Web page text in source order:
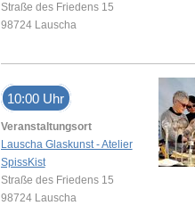
Straße des Friedens 15
98724 Lauscha
10:00 Uhr
Veranstaltungsort
Lauscha Glaskunst - Atelier
SpissKist
Straße des Friedens 15
98724 Lauscha